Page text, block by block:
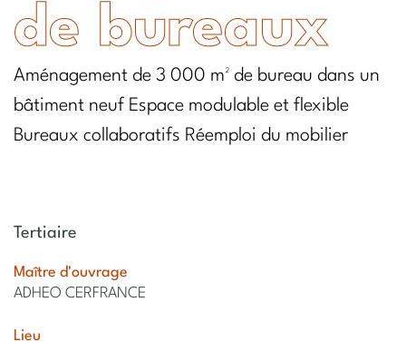
de bureaux
Aménagement de 3 000 m² de bureau dans un
bâtiment neuf Espace modulable et flexible
Bureaux collaboratifs Réemploi du mobilier
Tertiaire
Maître d'ouvrage
ADHEO CERFRANCE
Lieu